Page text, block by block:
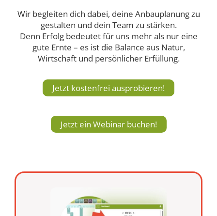
Wir begleiten dich dabei, deine Anbauplanung zu
gestalten und dein Team zu stärken.
Denn Erfolg bedeutet für uns mehr als nur eine
gute Ernte – es ist die Balance aus Natur,
Wirtschaft und persönlicher Erfüllung.
Jetzt kostenfrei ausprobieren!
Jetzt ein Webinar buchen!